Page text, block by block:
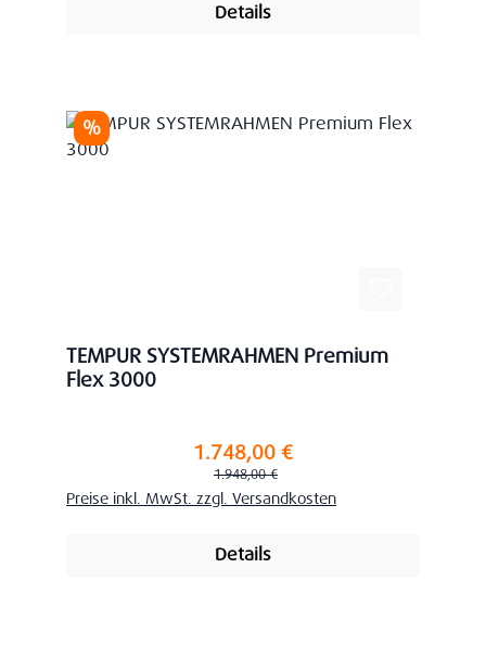
Details
Rabatt
%
TEMPUR SYSTEMRAHMEN Premium
Flex 3000
Verkaufspreis:1.748,00 €
Regulärer Preis:
1.948,00 €
Preise inkl. MwSt. zzgl. Versandkosten
Details